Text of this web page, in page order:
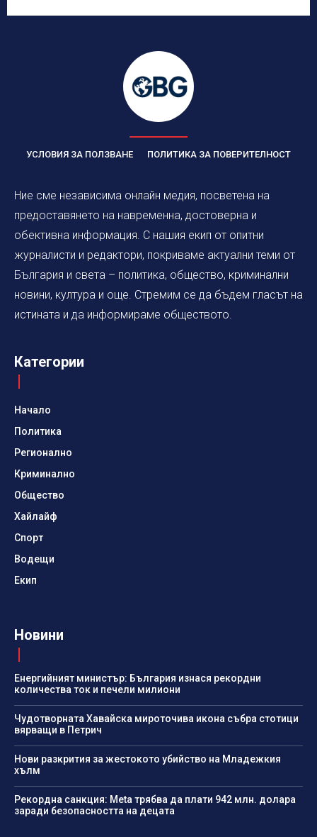
УСЛОВИЯ ЗА ПОЛЗВАНЕ ПОЛИТИКА ЗА ПОВЕРИТЕЛНОСТ
Ние сме независима онлайн медия, посветена на
предоставянето на навременна, достоверна и
обективна информация. С нашия екип от опитни
журналисти и редактори, покриваме актуални теми от
България и света – политика, общество, криминални
новини, култура и още. Стремим се да бъдем гласът на
истината и да информираме обществото.
Категории
Начало
Политика
Регионално
Криминално
Общество
Хайлайф
Спорт
Водещи
Екип
Новини
Енергийният министър: България изнася рекордни
количества ток и печели милиони
Чудотворната Хавайска мироточива икона събра стотици
вярващи в Петрич
Нови разкрития за жестокото убийство на Младежкия
хълм
Рекордна санкция: Meta трябва да плати 942 млн. долара
заради безопасността на децата